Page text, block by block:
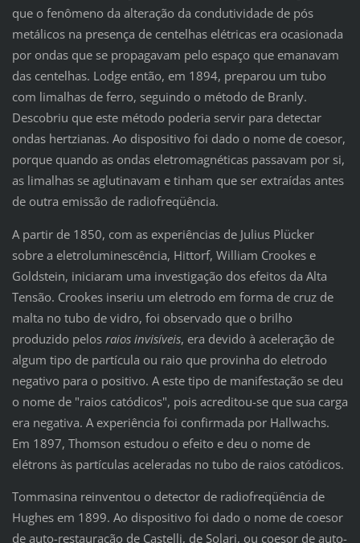
que o fenômeno da alteração da condutividade de pós
metálicos na presença de centelhas elétricas era ocasionada
por ondas que se propagavam pelo espaço que emanavam
das centelhas. Lodge então, em 1894, preparou um tubo
com limalhas de ferro, seguindo o método de Branly.
Descobriu que este método poderia servir para detectar
ondas hertzianas. Ao dispositivo foi dado o nome de coesor,
porque quando as ondas eletromagnéticas passavam por si,
as limalhas se aglutinavam e tinham que ser extraídas antes
de outra emissão de radiofreqüência.
A partir de 1850, com as experiências de Julius Plücker
sobre a eletroluminescência, Hittorf, William Crookes e
Goldstein, iniciaram uma investigação dos efeitos da Alta
Tensão. Crookes inseriu um eletrodo em forma de cruz de
malta no tubo de vidro, foi observado que o brilho
produzido pelos raios invisíveis, era devido à aceleração de
algum tipo de partícula ou raio que provinha do eletrodo
negativo para o positivo. A este tipo de manifestação se deu
o nome de "raios catódicos", pois acreditou-se que sua carga
era negativa. A experiência foi confirmada por Hallwachs.
Em 1897, Thomson estudou o efeito e deu o nome de
elétrons às partículas aceleradas no tubo de raios catódicos.
Tommasina reinventou o detector de radiofreqüência de
Hughes em 1899. Ao dispositivo foi dado o nome de coesor
de auto-restauração de Castelli, de Solari, ou coesor de auto-